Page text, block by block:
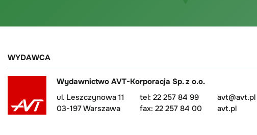
WYDAWCA
Wydawnictwo AVT-Korporacja Sp. z o.o.
ul. Leszczynowa 11
03-197 Warszawa
tel: 22 257 84 99
fax: 22 257 84 00
avt@avt.pl
avt.pl